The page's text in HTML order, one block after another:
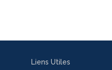
Liens Utiles